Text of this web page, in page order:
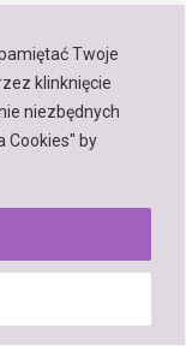
Twoje
klinknięcie
niezbędnych
Cookies" by